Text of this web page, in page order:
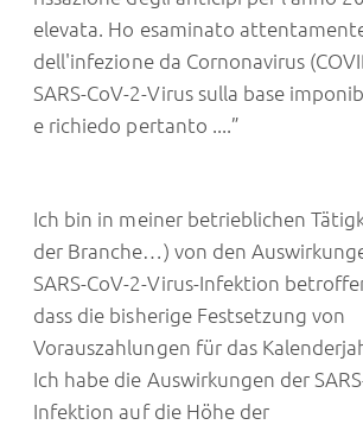
elevata. Ho esaminato
dell'infezione da Cornonavirus
SARS-CoV-2-Virus sulla base
e richiedo pertanto ....”
Ich bin in meiner betrieblichen
der Branche…) von den
SARS-CoV-2-Virus-Infektion
dass die bisherige Festsetzung von
Vorauszahlungen für das
Ich habe die Auswirkungen der
Infektion auf die Höhe der